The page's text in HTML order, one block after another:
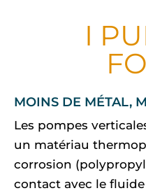
I
MOINS DE MÉTAL,
Les pompes
un matériau
corrosion
contact avec le